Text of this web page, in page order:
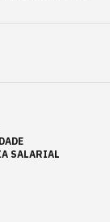
SALARIAL